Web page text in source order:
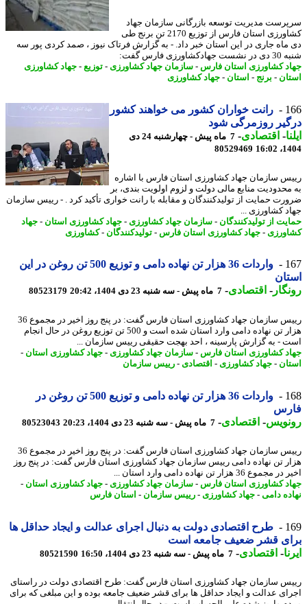
مدیریت توسعه بازرگانی سازمان جهاد
کشاورزی استان فارس از توزیع 2170 تن برنج طی
جاری در این استان خبر داد. - به گزارش فرتاک نیوز ، صمد کردی پور سه
فارس گفت:
کشاورزی استان فارس-سازمان جهاد کشاورزی- توزیع- جهاد کشاورزی
-برنج - استان-جهاد کشاورزی
رانت خواران کشور می خواهند کشور
روزمرگی شود
-اقتصادی-
7 ماه پیش - چهارشنبه 24 دی
80529469
سازمان جهاد کشاورزی استان فارس با اشاره
منابع مالی دولت و لزوم اولویت بندی، بر
حمایت از تولیدکنندگان و مقابله با رانت خواری تأکید کرد . - رییس سازمان
کشاورزی ...
از تولیدکنندگان-سازمان جهاد کشاورزی- جهاد کشاورزی استان-جهاد
- جهاد کشاورزی استان فارس-تولیدکنندگان-کشاورزی
واردات 36 هزار تن نهاده دامی و توزیع 500 تن روغن در این
-اقتصادی-7 ماه پیش - سه شنبه 23 دی 1404، 20:42 80523179
رییس سازمان جهاد کشاورزی استان فارس گفت: در پنج روز اخیر در مجموع 36
هزار تن نهاده دامی وارد استان شده است و 500 تن توزیع روغن در حال انجام
- به گزارش پارسینه ، احد بهجت حقیقی رییس سازمان ...
کشاورزی استان فارس-سازمان جهاد کشاورزی- جهاد کشاورزی استان-
-جهاد کشاورزی- اقتصادی-رییس سازمان
واردات 36 هزار تن نهاده دامی و توزیع 500 تن روغن در
-اقتصادی-7 ماه پیش - سه شنبه 23 دی 1404، 20:23 80523043
رییس سازمان جهاد کشاورزی استان فارس گفت: در پنج روز اخیر در مجموع 36
تن نهاده دامی رییس سازمان جهاد کشاورزی استان فارس گفت: در پنج روز
36 هزار تن نهاده دامی وارد استان ...
کشاورزی استان فارس-سازمان جهاد کشاورزی- جهاد کشاورزی استان-
دامی-جهاد کشاورزی- رییس سازمان -استان فارس
طرح اقتصادی دولت به دنبال اجرای عدالت و ایجاد حداقل ها
قشر ضعیف جامعه است
-اقتصادی-7 ماه پیش - سه شنبه 23 دی 1404، 16:50 80521590
سازمان جهاد کشاورزی استان فارس گفت: طرح اقتصادی دولت در راستای
عدالت و ایجاد حداقل ها برای قشر ضعیف جامعه بوده و این مبلغی که برای